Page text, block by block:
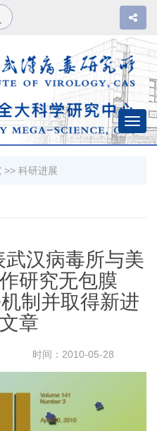
>> 科研进展
武汉病毒所与美
研究无包膜
制并取得新进
章
时间：2010-05-28